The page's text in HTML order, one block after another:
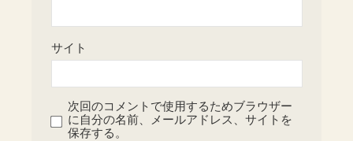
サイト
次回のコメントで使用するためブラウザー
に自分の名前、メールアドレス、サイトを
保存する。